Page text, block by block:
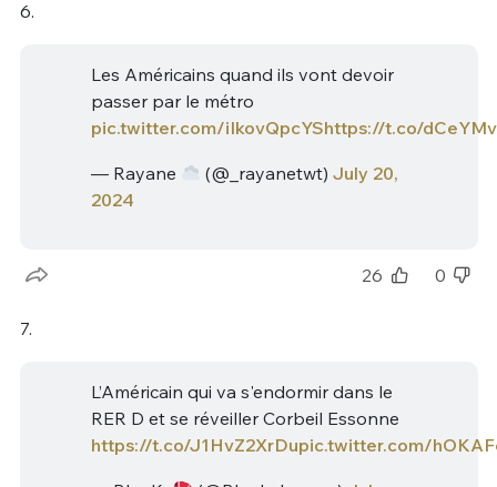
6.
Les Américains quand ils vont devoir
passer par le métro
pic.twitter.com/iIkovQpcYShttps://t.co/
— Rayane (@_rayanetwt) July 20,
2024
26 0
7.
L’Américain qui va s'endormir dans le
RER D et se réveiller Corbeil Essonne
https://t.co/J1HvZ2XrDupic.twitter.com/